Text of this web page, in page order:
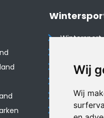
Wij
Wij
Wintersport
Wintersport